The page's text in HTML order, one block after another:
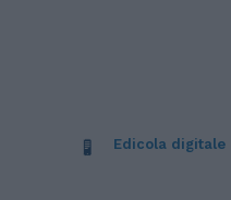
Edicola digitale